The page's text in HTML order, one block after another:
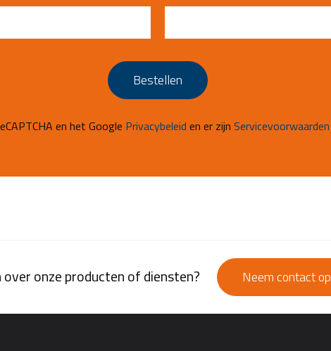
Bestellen
en het Google Privacybeleid en er zijn Servicevoorwaarden
over onze producten of diensten? Neem contact op